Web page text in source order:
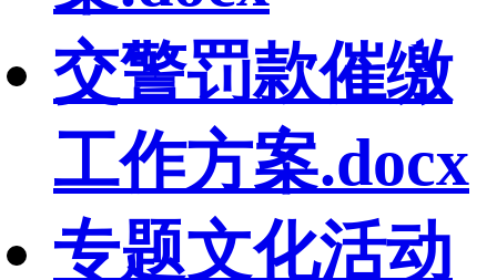
交警罚款催缴
工作方案.docx
专题文化活动